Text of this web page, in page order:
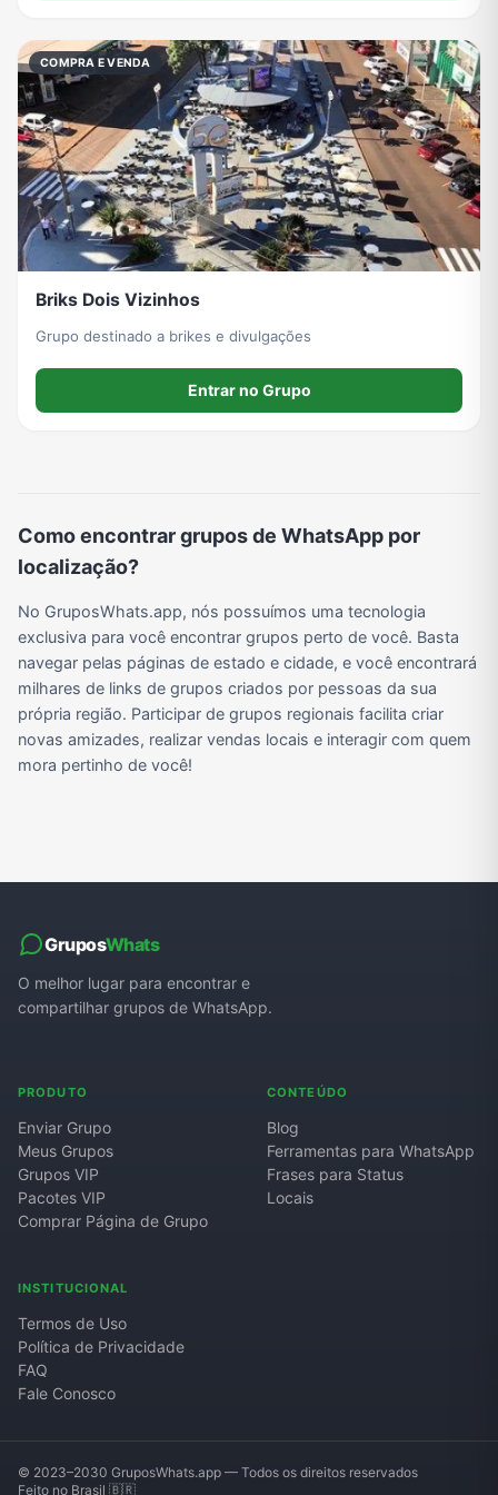
Grupos de WhatsApp do BBB 22 Grupos de Pix do WhatsApp Grupos de A Fazenda no WhatsApp Grupos de Bolsonaro no Whatsapp
Grupos de Lula no Whatsapp Divulgação Shitpost Grupos de WhatsApp de Kpop
Grupos de WhatsApp de Roblox Grupos de WhatsApp de Now United Grupos de Sinais Blaze no WhatsApp Grupos de Apostas Esportivas no WhatsApp
Grupos de WhatsApp de Roube um Brainrot
COMPRA E VENDA
Briks Dois Vizinhos
Grupo destinado a brikes e divulgações
Entrar no Grupo
Como encontrar grupos de WhatsApp por
localização?
No GruposWhats.app, nós possuímos uma tecnologia
exclusiva para você encontrar grupos perto de você. Basta
navegar pelas páginas de estado e cidade, e você encontrará
milhares de links de grupos criados por pessoas da sua
própria região. Participar de grupos regionais facilita criar
novas amizades, realizar vendas locais e interagir com quem
mora pertinho de você!
GruposWhats
O melhor lugar para encontrar e
compartilhar grupos de WhatsApp.
PRODUTO
Enviar Grupo
Meus Grupos
Grupos VIP
Pacotes VIP
Comprar Página de Grupo
CONTEÚDO
Blog
Ferramentas para WhatsApp
Frases para Status
Locais
INSTITUCIONAL
Termos de Uso
Política de Privacidade
FAQ
Fale Conosco
© 2023–2030 GruposWhats.app — Todos os direitos reservados
Feito no Brasil 🇧🇷